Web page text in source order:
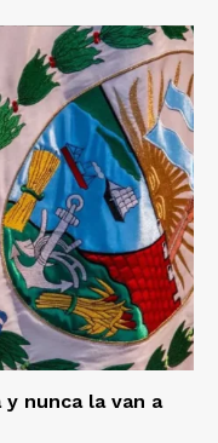
nunca la van a